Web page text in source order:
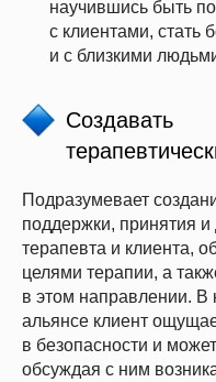
научившись быть
с клиентами, стать
и с близкими
Создавать
Подразумевает
поддержки, принятия
терапевта и клиента,
целями терапии, а
в этом направлении. В
альянсе клиент
в безопасности и
обсуждая с ним